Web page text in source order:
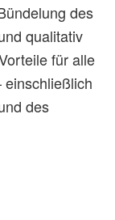
des
qualitativ
für alle
einschließlich
des